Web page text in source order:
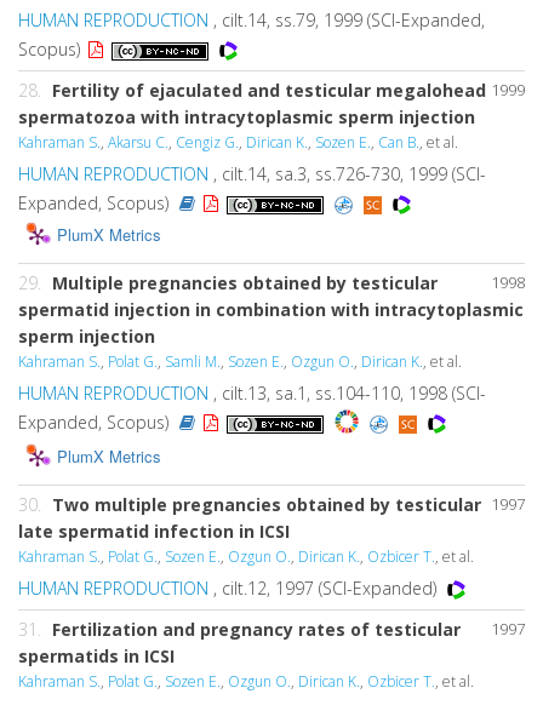
HUMAN REPRODUCTION , cilt.14, ss.79, 1999 (SCI-Expanded,
Scopus)
1999
28. Fertility of ejaculated and testicular megalohead
spermatozoa with intracytoplasmic sperm injection
Kahraman S., Akarsu C., Cengiz G., Dirican K., Sozen E., Can B., et al.
HUMAN REPRODUCTION , cilt.14, sa.3, ss.726-730, 1999 (SCI-
Expanded, Scopus)
PlumX Metrics
1998
29. Multiple pregnancies obtained by testicular
spermatid injection in combination with intracytoplasmic
sperm injection
Kahraman S., Polat G., Samli M., Sozen E., Ozgun O., Dirican K., et al.
HUMAN REPRODUCTION , cilt.13, sa.1, ss.104-110, 1998 (SCI-
Expanded, Scopus)
PlumX Metrics
1997
30.
Two multiple pregnancies obtained by testicular
late spermatid infection in ICSI
Kahraman S., Polat G., Sozen E., Ozgun O., Dirican K., Ozbicer T., et al.
HUMAN REPRODUCTION , cilt.12, 1997 (SCI-Expanded)
1997
31.
Fertilization and pregnancy rates of testicular
spermatids in ICSI
Kahraman S., Polat G., Sozen E., Ozgun O., Dirican K., Ozbicer T., et al.